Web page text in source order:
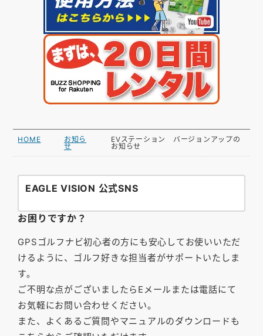
HOME
お知ら
せ
EVステーション バージョンアップの
お知らせ
EAGLE VISION 公式SNS
お困りですか？
GPSゴルフナビ初心者の方にも安心してお使いいただ
けるように、ゴルフ好きな担当者がサポートいたしま
す。
ご不明な点がございましたらEメールまたは電話にて
お気軽にお問い合わせください。
また、よくあるご質問やマニュアルのダウンロードも